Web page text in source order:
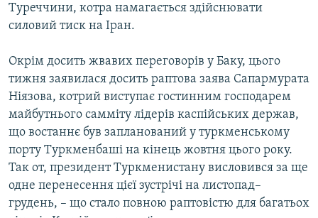
Туреччини, котра намагається здійснювати
силовий тиск на Іран.
Окрім досить жвавих переговорів у Баку, цього
тижня заявилася досить раптова заява Сапармурата
Ніязова, котрий виступає гостинним господарем
майбутнього самміту лідерів каспійських держав,
що востаннє був запланований у туркменському
порту Туркменбаші на кінець жовтня цього року.
Так от, президент Туркменистану висловився за ще
одне перенесення цієї зустрічі на листопад–
грудень, – що стало повною раптовістю для багатьох